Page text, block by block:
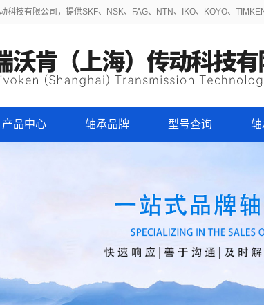
科技有限公司，提供SKF、NSK、FAG、NTN、IKO、KOYO、
产品中心 轴承品牌 型号查询 轴